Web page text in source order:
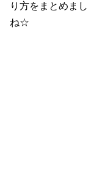
り方をまとめま
ね☆